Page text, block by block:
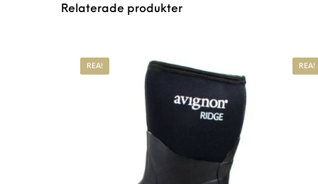
Relaterade produkter
REA! REA!